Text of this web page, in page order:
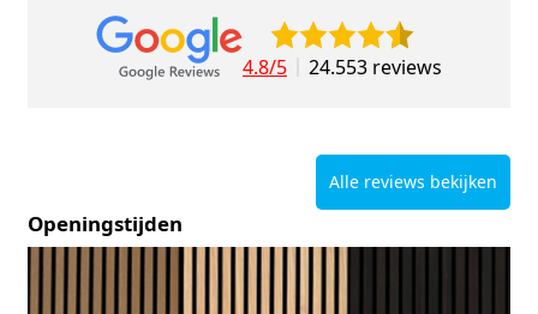
4.8/5 24.553 reviews
Alle reviews bekijken
Openingstijden